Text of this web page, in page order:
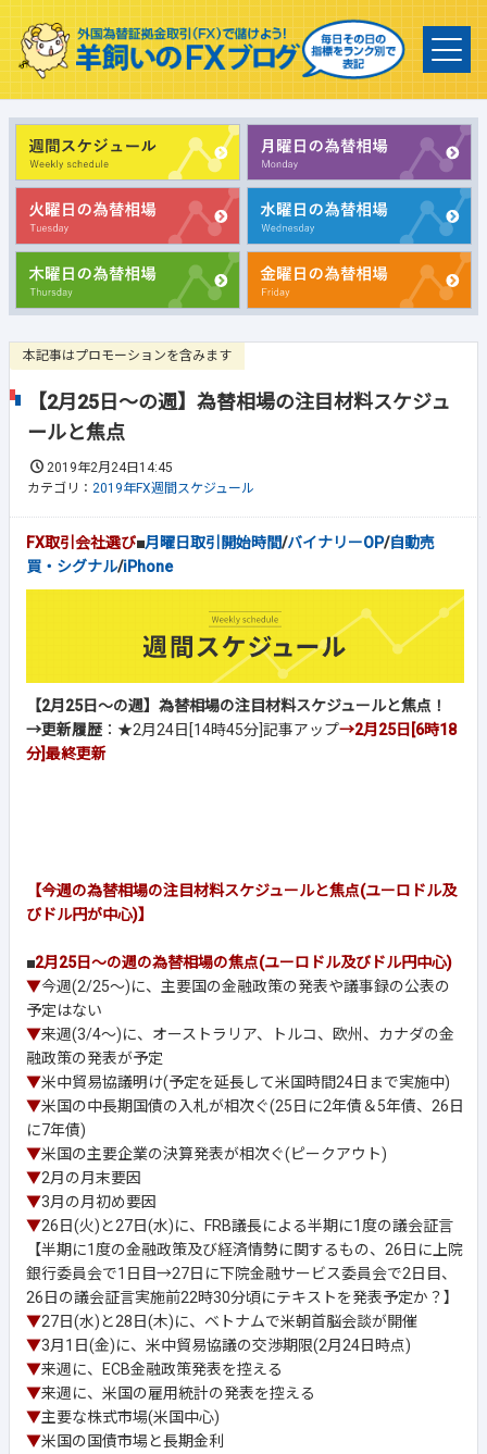
本記事はプロモーションを含みます
【2月25日～の週】為替相場の注目材料スケジュ
ールと焦点
2019年2月24日14:45
カテゴリ： 2019年FX週間スケジュール
FX取引会社選び■月曜日取引開始時間/バイナリーOP/自動売
買・シグナル/iPhone
【2月25日～の週】為替相場の注目材料スケジュールと焦点！
→更新履歴 ：★2月24日[14時45分]記事アップ→2月25日[6時18
分]最終更新
【今週の為替相場の注目材料スケジュールと焦点(ユーロドル及
びドル円が中心)】
■2月25日～の週の為替相場の焦点(ユーロドル及びドル円中心)
▼今週(2/25～)に、主要国の金融政策の発表や議事録の公表の
予定はない
▼来週(3/4～)に、オーストラリア、トルコ、欧州、カナダの金
融政策の発表が予定
▼米中貿易協議明け(予定を延長して米国時間24日まで実施中)
▼米国の中長期国債の入札が相次ぐ(25日に2年債＆5年債、26日
に7年債)
▼米国の主要企業の決算発表が相次ぐ(ピークアウト)
▼2月の月末要因
▼3月の月初め要因
▼26日(火)と27日(水)に、FRB議長による半期に1度の議会証言
【半期に1度の金融政策及び経済情勢に関するもの、26日に上院
銀行委員会で1日目→27日に下院金融サービス委員会で2日目、
26日の議会証言実施前22時30分頃にテキストを発表予定か？】
▼27日(水)と28日(木)に、ベトナムで米朝首脳会談が開催
▼3月1日(金)に、米中貿易協議の交渉期限(2月24日時点)
▼来週に、ECB金融政策発表を控える
▼来週に、米国の雇用統計の発表を控える
▼主要な株式市場(米国中心)
▼米国の国債市場と長期金利